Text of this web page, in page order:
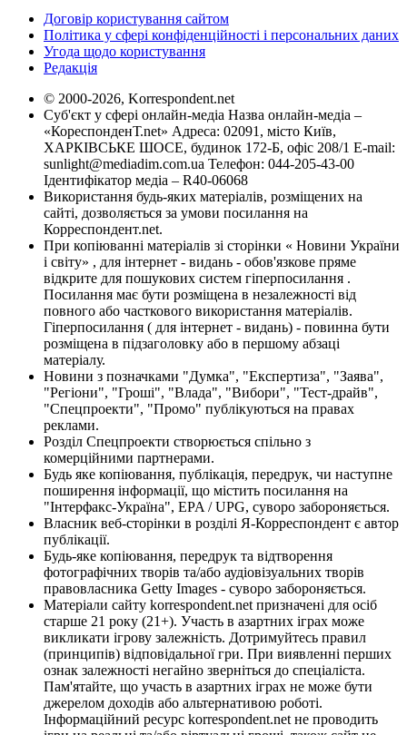
Договір користування сайтом
Політика у сфері конфіденційності і персональних даних
Угода щодо користування
Редакція
© 2000-2026, Korrespondent.net
Суб'єкт у сфері онлайн-медіа Назва онлайн-медіа –
«КореспонденТ.net» Адреса: 02091, місто Київ,
ХАРКІВСЬКЕ ШОСЕ, будинок 172-Б, офіс 208/1 E-mail:
sunlight@mediadim.com.ua Телефон: 044-205-43-00
Ідентифікатор медіа – R40-06068
Використання будь-яких матеріалів, розміщених на
сайті, дозволяється за умови посилання на
Корреспондент.net.
При копіюванні матеріалів зі сторінки « Новини України
і світу» , для інтернет - видань - обов'язкове пряме
відкрите для пошукових систем гіперпосилання .
Посилання має бути розміщена в незалежності від
повного або часткового використання матеріалів.
Гіперпосилання ( для інтернет - видань) - повинна бути
розміщена в підзаголовку або в першому абзаці
матеріалу.
Новини з позначками "Думка", "Експертиза", "Заява",
"Регіони", "Гроші", "Влада", "Вибори", "Тест-драйв",
"Спецпроекти", "Промо" публікуються на правах
реклами.
Розділ Спецпроекти створюється спільно з
комерційними партнерами.
Будь яке копіювання, публікація, передрук, чи наступне
поширення інформації, що містить посилання на
"Інтерфакс-Україна", EPA / UPG, суворо забороняється.
Власник веб-сторінки в розділі Я-Корреспондент є автор
публікації.
Будь-яке копіювання, передрук та відтворення
фотографічних творів та/або аудіовізуальних творів
правовласника Getty Images - суворо забороняється.
Матеріали сайту korrespondent.net призначені для осіб
старше 21 року (21+). Участь в азартних іграх може
викликати ігрову залежність. Дотримуйтесь правил
(принципів) відповідальної гри. При виявленні перших
ознак залежності негайно зверніться до спеціаліста.
Пам'ятайте, що участь в азартних іграх не може бути
джерелом доходів або альтернативою роботі.
Інформаційний ресурс korrespondent.net не проводить